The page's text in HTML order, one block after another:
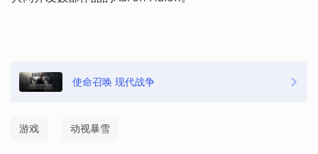
使命召唤 现代战争
游戏 动视暴雪